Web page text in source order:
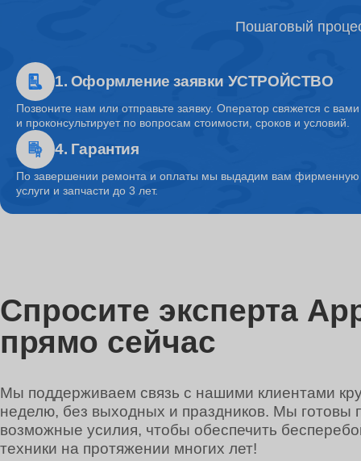
Ремонт процессора
Ремонт системы охлаждения
Ремонт звуковой карты
Пошаговый
1. Оформление заявки УСТРОЙСТВО
Позвоните нам или отправьте заявку. Оператор свяжется с вами
и проконсультирует по вопросам стоимости, сроков и условий.
4. Гарантия
По завершении ремонта и оплаты мы выдадим вам фирменную
услуги и запчасти до 3 лет.
Спросите эксперта
прямо сейчас
Мы поддерживаем связь с нашими клиентами
неделю, без выходных и праздников. Мы готовы
возможные усилия, чтобы обеспечить
техники на протяжении многих лет!